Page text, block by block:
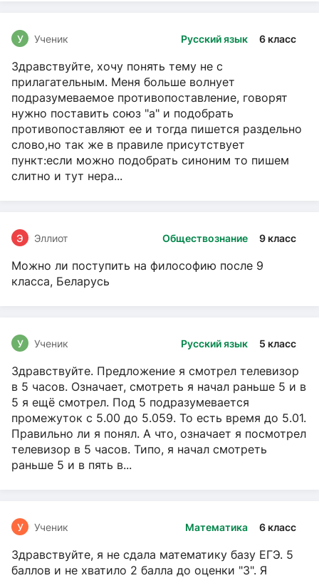
Русский язык 6 класс
У Ученик
Здравствуйте, хочу понять тему не с
прилагательным. Меня больше волнует
подразумеваемое противопоставление, говорят
нужно поставить союз "а" и подобрать
противопоставляют ее и тогда пишется раздельно
слово,но так же в правиле присутствует
пункт:если можно подобрать синоним то пишем
слитно и тут нера...
Обществознание 9 класс
Э Эллиот
Можно ли поступить на философию после 9
класса, Беларусь
Русский язык 5 класс
У Ученик
Здравствуйте. Предложение я смотрел телевизор
в 5 часов. Означает, смотреть я начал раньше 5 и в
5 я ещё смотрел. Под 5 подразумевается
промежуток с 5.00 до 5.059. То есть время до 5.01.
Правильно ли я понял. А что, означает я посмотрел
телевизор в 5 часов. Типо, я начал смотреть
раньше 5 и в пять в...
Математика 6 класс
У Ученик
Здравствуйте, я не сдала математику базу ЕГЭ. 5
баллов и не хватило 2 балла до оценки "3". Я